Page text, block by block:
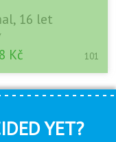
16 let
Kč 101
YET?